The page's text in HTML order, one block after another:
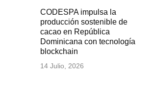
CODESPA impulsa la
producción sostenible de
cacao en República
Dominicana con tecnología
blockchain
14 Julio, 2026